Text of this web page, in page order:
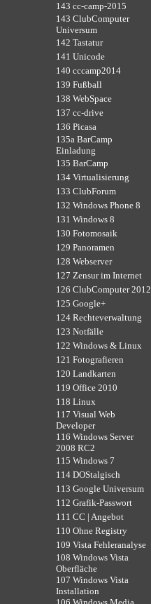
143 cc-camp-2015
143 ClubComputer
Universum
142 Tastatur
141 Unicode
140 cccamp2014
139 Fußball
138 WebSpace
137 cc-drive
136 Picasa
135a BarCamp
Einladung
135 BarCamp
134 Virtualisierung
133 ClubForum
132 Windows Phone 8
131 Windows 8
130 Fotomosaik
129 Panoramen
128 Webserver
127 Zensur im Internet
126 ClubComputer 2012
125 Google+
124 Rechteverwaltung
123 Notfälle
122 Windows & Linux
121 Fotografieren
120 Landkarten
119 Office 2010
118 Linux
117 Visual Web
Developer
116 Windows Server
2008 RC2
115 Windows 7
114 DOStalgisch
113 Google Universum
112 Grafik-Passwort
111 CC | Angebot
110 Ohne Registry
109 Vista Fehleranalyse
108 Windows Vista
Oberfläche
107 Windows Vista
Installation